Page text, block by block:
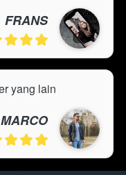
FRANS
yang lain
MARCO